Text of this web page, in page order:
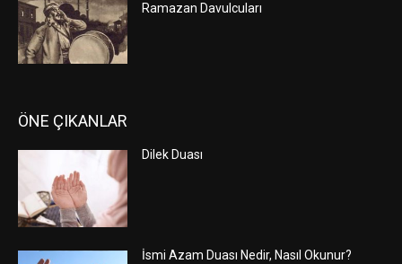
Ramazan Davulcuları
ÖNE ÇIKANLAR
Dilek Duası
İsmi Azam Duası Nedir, Nasıl Okunur?